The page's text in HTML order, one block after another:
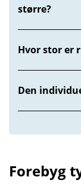
større?
Hvor stor er
Den
Forebyg